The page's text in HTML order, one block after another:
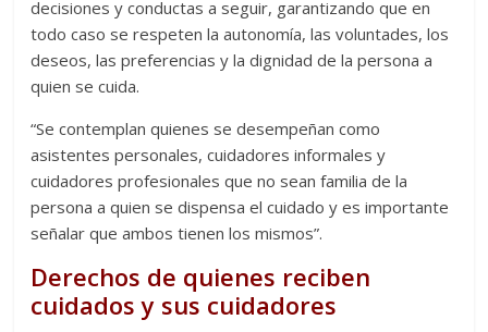
decisiones y conductas a seguir, garantizando que en
todo caso se respeten la autonomía, las voluntades, los
deseos, las preferencias y la dignidad de la persona a
quien se cuida.
“Se contemplan quienes se desempeñan como
asistentes personales, cuidadores informales y
cuidadores profesionales que no sean familia de la
persona a quien se dispensa el cuidado y es importante
señalar que ambos tienen los mismos”.
Derechos de quienes reciben
cuidados y sus cuidadores